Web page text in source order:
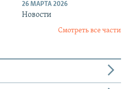
26 МАРТА 2026
Новости
Смотреть все части